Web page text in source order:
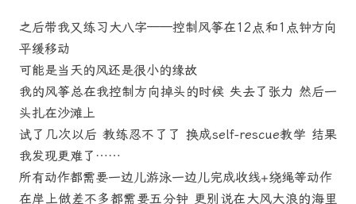
之后带我又练习大八字——控制风筝在12点和1点钟方向
平缓移动
可能是当天的风还是很小的缘故
我的风筝总在我控制方向掉头的时候 失去了张力 然后一
头扎在沙滩上
试了几次以后 教练忍不了了 换成self-rescue教学 结果
我发现更难了……
所有动作都需要一边儿游泳一边儿完成收线+绕绳等动作
在岸上做差不多都需要五分钟 更别说在大风大浪的海里